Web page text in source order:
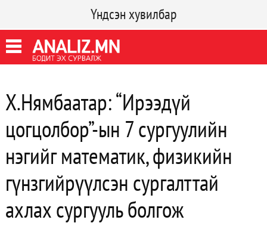
Үндсэн хувилбар
Х.Нямбаатар: “Ирээдүй
цогцолбор”-ын 7 сургуулийн
нэгийг математик, физикийн
гүнзгийрүүлсэн сургалттай
ахлах сургууль болгож